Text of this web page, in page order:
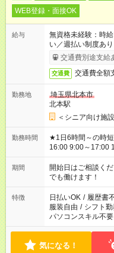
WEB登録・面接OK
給与
無資格未経験：時
い／週払い制度あ
完了次第のお支払
交通費別途支給
交通費 交通費全額
勤務地
埼玉県北本市
北本駅
＜シニア向け施
勤務時間
★1日6時間～の時短シフトOK ★スタート
16:00 9:00～17:00
場合、他のお仕事
ん ※法令に基づき
となります ※労働
短時間・短期間の
期間
開始日はご相談
でも働けます！
特徴 日払いOK / 履歴書
服装自由 / シフト勤
パソコンスキル不要
気になる！